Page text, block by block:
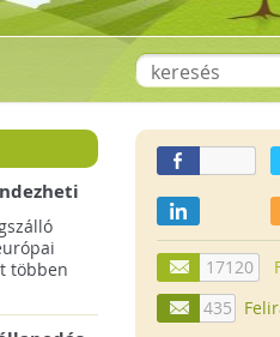
többen
17120
435